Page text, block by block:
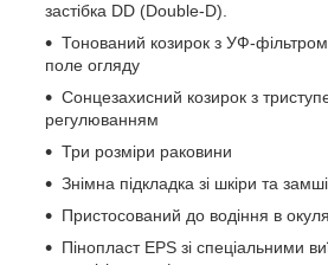
застібка DD (Double-D).
Тонований козирок з УФ-
поле огляду
Сонцезахисний козирок з
регулюванням
Три розміри раковини
Знімна підкладка зі шкіри та замші
Пристосований до водіння в
Пінопласт EPS зі спеціальними